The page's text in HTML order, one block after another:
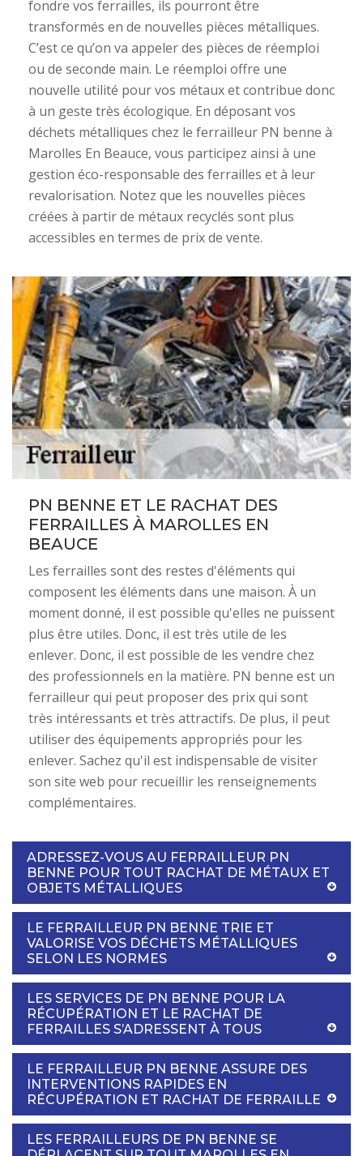
fondre vos ferrailles, ils pourront être
transformés en de nouvelles pièces métalliques.
C’est ce qu’on va appeler des pièces de réemploi
ou de seconde main. Le réemploi offre une
nouvelle utilité pour vos métaux et contribue donc
à un geste très écologique. En déposant vos
déchets métalliques chez le ferrailleur PN benne à
Marolles En Beauce, vous participez ainsi à une
gestion éco-responsable des ferrailles et à leur
revalorisation. Notez que les nouvelles pièces
créées à partir de métaux recyclés sont plus
accessibles en termes de prix de vente.
PN BENNE ET LE RACHAT DES
FERRAILLES À MAROLLES EN
BEAUCE
Les ferrailles sont des restes d'éléments qui
composent les éléments dans une maison. À un
moment donné, il est possible qu'elles ne puissent
plus être utiles. Donc, il est très utile de les
enlever. Donc, il est possible de les vendre chez
des professionnels en la matière. PN benne est un
ferrailleur qui peut proposer des prix qui sont
très intéressants et très attractifs. De plus, il peut
utiliser des équipements appropriés pour les
enlever. Sachez qu'il est indispensable de visiter
son site web pour recueillir les renseignements
complémentaires.
ADRESSEZ-VOUS AU FERRAILLEUR PN
BENNE POUR TOUT RACHAT DE MÉTAUX ET
OBJETS MÉTALLIQUES
LE FERRAILLEUR PN BENNE TRIE ET
VALORISE VOS DÉCHETS MÉTALLIQUES
SELON LES NORMES
LES SERVICES DE PN BENNE POUR LA
RÉCUPÉRATION ET LE RACHAT DE
FERRAILLES S’ADRESSENT À TOUS
LE FERRAILLEUR PN BENNE ASSURE DES
INTERVENTIONS RAPIDES EN
RÉCUPÉRATION ET RACHAT DE FERRAILLE
LES FERRAILLEURS DE PN BENNE SE